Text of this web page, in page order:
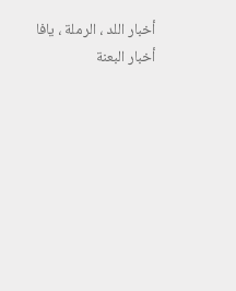
أخبار اللد ، الرملة ، يافا
أخبار البعنة